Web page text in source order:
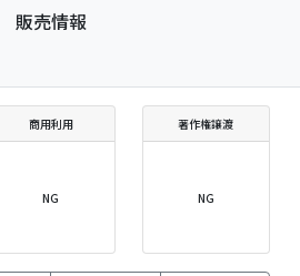
販売情報
商用利用
NG
著作権譲渡
NG